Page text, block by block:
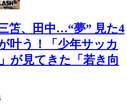
笘、田中…“夢” 見た4
叶う！「少年サッカ
が見てきた「若き向